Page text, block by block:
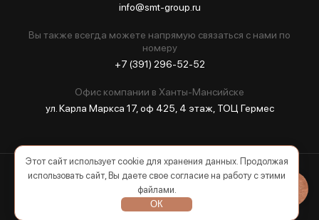
info@smt-group.ru
Вы также всегда можете напрямую связаться с нами по
номеру
+7 (391) 296-52-52
Офис компании в Ханты-Мансийске
ул. Карла Маркса 17, оф 425, 4 этаж, ТОЦ Гермес
2026 © Все права защищены
Этот сайт использует cookie для хранения данных. Продолжая
использовать сайт, Вы даете свое согласие на работу с этими
файлами.
ОК